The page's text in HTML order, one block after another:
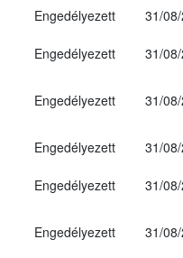
Engedélyezett
31/
Engedélyezett
31/
Engedélyezett 31/
Engedélyezett
31/
Engedélyezett
31/
Engedélyezett 31/